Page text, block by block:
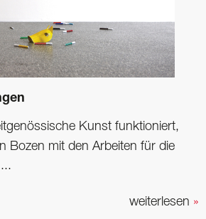
Kunst funktioniert,
Bozen mit den Arbeiten für die
weiterlesen »